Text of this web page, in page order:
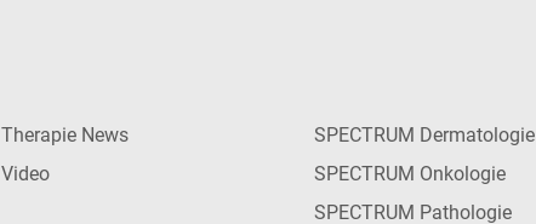
Therapie News
Video
SPECTRUM Dermatologie
SPECTRUM Onkologie
SPECTRUM Pathologie